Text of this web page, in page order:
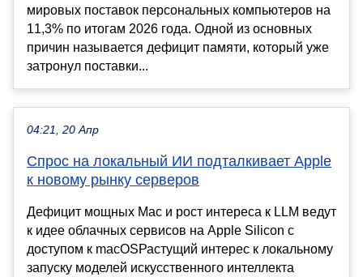
мировых поставок персональных компьютеров на
11,3% по итогам 2026 года. Одной из основных
причин называется дефицит памяти, который уже
затронул поставки...
04:21, 20 Апр
Спрос на локальный ИИ подталкивает Apple
к новому рынку серверов
Дефицит мощных Mac и рост интереса к LLM ведут
к идее облачных сервисов на Apple Silicon с
доступом к macOSРастущий интерес к локальному
запуску моделей искусственного интеллекта